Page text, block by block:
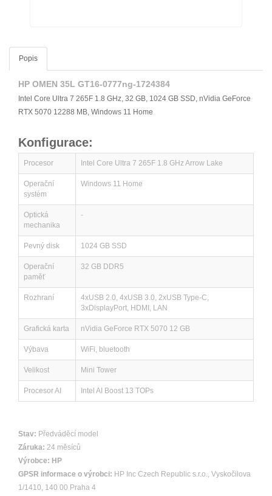
Popis
HP OMEN 35L GT16-0777ng-1724384
Intel Core Ultra 7 265F 1.8 GHz, 32 GB, 1024 GB SSD, nVidia GeForce
RTX 5070 12288 MB, Windows 11 Home
Konfigurace:
Procesor Intel Core Ultra 7 265F 1.8 GHz Arrow Lake
Operační
systém
Windows 11 Home
Optická
mechanika
-
Pevný disk 1024 GB SSD
Operační
paměť
32 GB DDR5
Rozhraní
4xUSB 2.0, 4xUSB 3.0, 2xUSB Type-C,
3xDisplayPort, HDMI, LAN
Grafická karta nVidia GeForce RTX 5070 12 GB
Výbava WiFi, bluetooth
Velikost Mini Tower
Procesor AI Intel AI Boost 13 TOPs
Stav: Předváděcí model
Záruka: 24 měsíců
Výrobce: HP
GPSR informace o výrobci: HP Inc Czech Republic s.r.o., Vyskočilova
1/1410, 140 00 Praha 4